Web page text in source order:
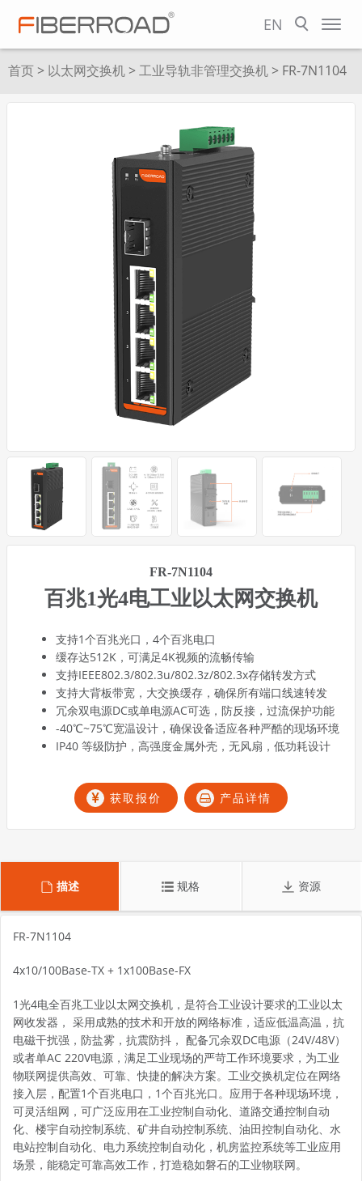
EN
首页> 以太网交换机>工业导轨非管理交换机> FR-7N1104
FR-7N1104
百兆1光4电工业以太网交换机
支持1个百兆光口，4个百兆电口
缓存达512K，可满足4K视频的流畅传输
支持IEEE802.3/802.3u/802.3z/802.3x存储转发方式
支持大背板带宽，大交换缓存，确保所有端口线速转发
冗余双电源DC或单电源AC可选，防反接，过流保护功能
-40℃~75℃宽温设计，确保设备适应各种严酷的现场环境
IP40 等级防护，高强度金属外壳，无风扇，低功耗设计
获取报价 产品详情
描述 规格 资源
FR-7N1104
4x10/100Base-TX + 1x100Base-FX
1光4电全百兆工业以太网交换机，是符合工业设计要求的工业以太
网收发器， 采用成熟的技术和开放的网络标准，适应低温高温，抗
电磁干扰强，防盐雾，抗震防抖， 配备冗余双DC电源（24V/48V）
或者单AC 220V电源，满足工业现场的严苛工作环境要求，为工业
物联网提供高效、可靠、快捷的解决方案。工业交换机定位在网络
接入层，配置1个百兆电口，1个百兆光口。应用于各种现场环境，
可灵活组网，可广泛应用在工业控制自动化、道路交通控制自动
化、楼宇自动控制系统、矿井自动控制系统、油田控制自动化、水
电站控制自动化、电力系统控制自动化，机房监控系统等工业应用
场景，能稳定可靠高效工作，打造稳如磐石的工业物联网。